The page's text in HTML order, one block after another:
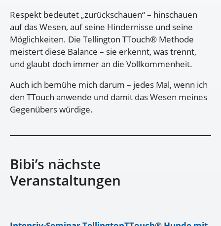
Respekt bedeutet „zurückschauen“ – hinschauen
auf das Wesen, auf seine Hindernisse und seine
Möglichkeiten. Die Tellington TTouch® Methode
meistert diese Balance – sie erkennt, was trennt,
und glaubt doch immer an die Vollkommenheit.
Auch ich bemühe mich darum – jedes Mal, wenn ich
den TTouch anwende und damit das Wesen meines
Gegenübers würdige.
Bibi’s nächste
Veranstaltungen